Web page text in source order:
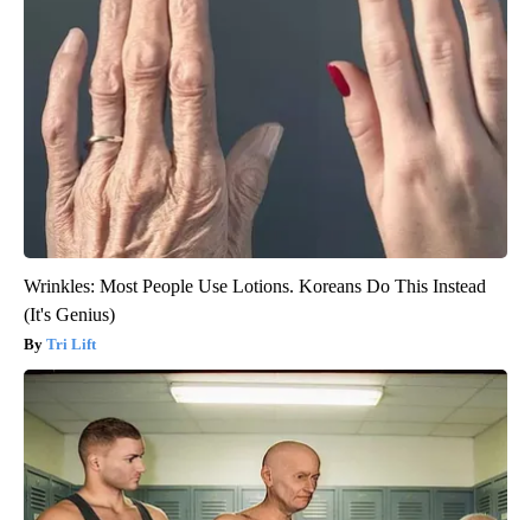
Wrinkles: Most People Use Lotions. Koreans Do This Instead
(It's Genius)
Tri Lift